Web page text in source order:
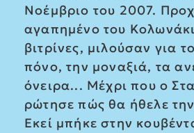
Νοέμβριο του 2007.
αγαπημένο του
βιτρίνες, μιλούσαν για
πόνο, την μοναξιά, τα
όνειρα... Μέχρι που ο
ρώτησε πώς θα ήθελε
Εκεί μπήκε στην